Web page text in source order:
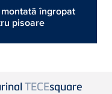
îngropat
pisoare
TECEsquare